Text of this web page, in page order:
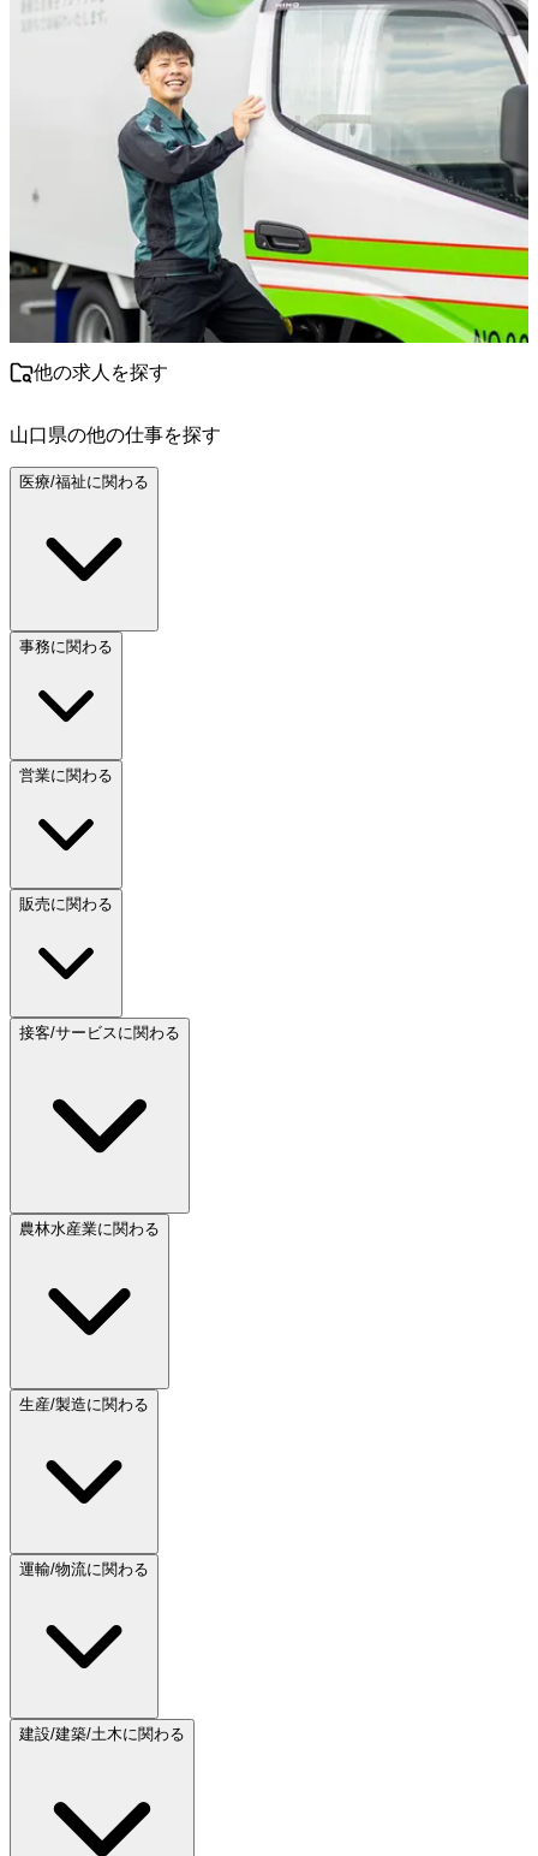
他の求人を探す
山口県の他の仕事を探す
医療/福祉に関わる
事務に関わる
営業に関わる
販売に関わる
接客/サービスに関わる
農林水産業に関わる
生産/製造に関わる
運輸/物流に関わる
建設/建築/土木に関わる